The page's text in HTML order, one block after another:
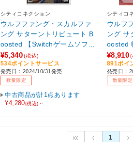
シティコネクション
ウルフファング・スカルファ
ング サターントリビュート B
oosted 【Switchゲームソフ
ト】【sof001】
¥5,340(税込)
534ポイントサービス
発売日：2024/10/31発売
数量限定
中古商品が計1点あります
¥4,280(税込)～
シティコ
ウルフ
ング サ
oosted
【PS5
1】
¥8,910(
891ポイ
発売日：
数量限定
1